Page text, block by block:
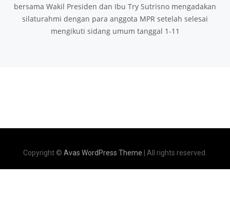
bersama Wakil Presiden dan Ibu Try Sutrisno mengadakan
silaturahmi dengan para anggota MPR setelah selesai
mengikuti sidang umum tanggal 1-11
Copyright © Avas WordPress Theme | All rights reserved.